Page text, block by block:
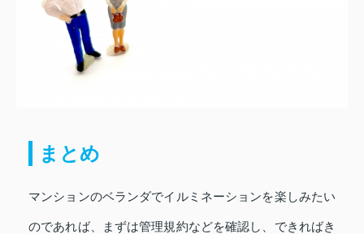
まとめ
マンションのベランダでイルミネーションを楽しみたい
のであれば、まずは管理規約などを確認し、できればき